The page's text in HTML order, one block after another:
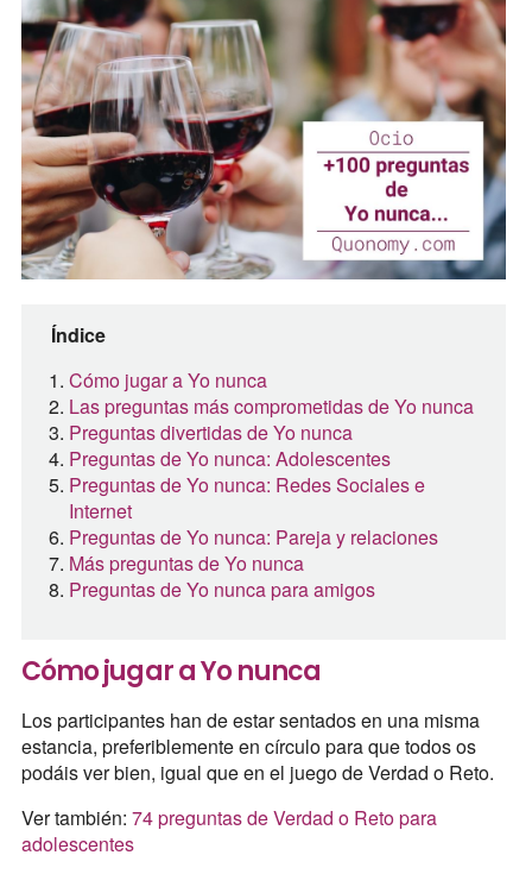
Índice
Cómo jugar a Yo nunca
Las preguntas más comprometidas de Yo nunca
Preguntas divertidas de Yo nunca
Preguntas de Yo nunca: Adolescentes
Preguntas de Yo nunca: Redes Sociales e
Internet
Preguntas de Yo nunca: Pareja y relaciones
Más preguntas de Yo nunca
Preguntas de Yo nunca para amigos
Cómo jugar a Yo nunca
Los participantes han de estar sentados en una misma
estancia, preferiblemente en círculo para que todos os
podáis ver bien, igual que en el juego de Verdad o Reto.
Ver también: 74 preguntas de Verdad o Reto para
adolescentes